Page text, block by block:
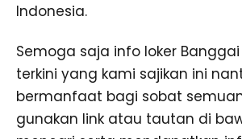
Indonesia.
Semoga saja info loker
terkini yang kami sajikan ini
bermanfaat bagi sobat
gunakan link atau tautan di